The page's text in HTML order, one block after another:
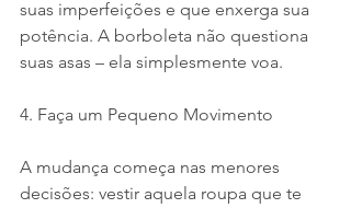
suas imperfeições e que enxerga sua
potência. A borboleta não questiona
suas asas – ela simplesmente voa.
4. Faça um Pequeno Movimento
A mudança começa nas menores
decisões: vestir aquela roupa que te